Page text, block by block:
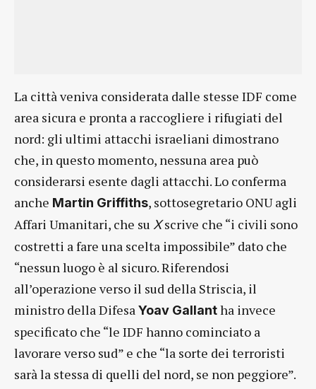
La città veniva considerata dalle stesse IDF come
area sicura e pronta a raccogliere i rifugiati del
nord: gli ultimi attacchi israeliani dimostrano
che, in questo momento, nessuna area può
considerarsi esente dagli attacchi. Lo conferma
anche Martin Griffiths, sottosegretario ONU agli
Affari Umanitari, che su Xscrive che “i civili sono
costretti a fare una scelta impossibile” dato che
“nessun luogo è al sicuro. Riferendosi
all’operazione verso il sud della Striscia, il
ministro della Difesa Yoav Gallantha invece
specificato che “le IDF hanno cominciato a
lavorare verso sud” e che “la sorte dei terroristi
sarà la stessa di quelli del nord, se non peggiore”.